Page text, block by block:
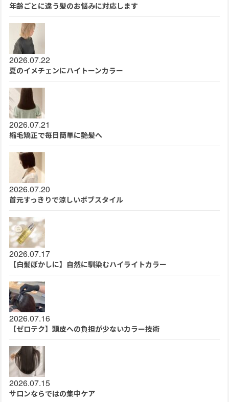
年齢ごとに違う髪のお悩みに対応します
2026.07.22
夏のイメチェンにハイトーンカラー
2026.07.21
縮毛矯正で毎日簡単に艶髪へ
2026.07.20
首元すっきりで涼しいボブスタイル
2026.07.17
【白髪ぼかしに】自然に馴染むハイライトカラー
2026.07.16
【ゼロテク】頭皮への負担が少ないカラー技術
2026.07.15
サロンならではの集中ケア